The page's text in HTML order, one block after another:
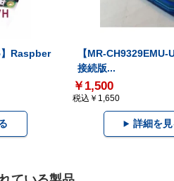
】Raspber
【MR-CH9329EMU-
接続版...
￥1,500
税込￥1,650
詳細を見